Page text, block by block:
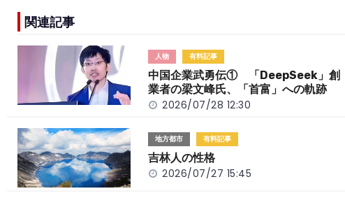
o
o
k
t n
k
関連記事
人物 有料記事
中国企業武勇伝① 「DeepSeek」創
業者の梁文峰氏、「首富」への軌跡
2026/07/28 12:30
地方都市 有料記事
吉林人の性格
2026/07/27 15:45